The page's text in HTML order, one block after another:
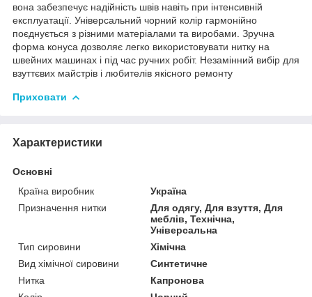
вона забезпечує надійність швів навіть при інтенсивній
експлуатації. Універсальний чорний колір гармонійно
поєднується з різними матеріалами та виробами. Зручна
форма конуса дозволяє легко використовувати нитку на
швейних машинах і під час ручних робіт. Незамінний вибір для
взуттєвих майстрів і любителів якісного ремонту
Приховати
Характеристики
Основні
Країна виробник
Україна
Призначення нитки
Для одягу, Для взуття, Для
меблів, Технічна,
Універсальна
Тип сировини
Хімічна
Вид хімічної сировини
Синтетичне
Нитка
Капронова